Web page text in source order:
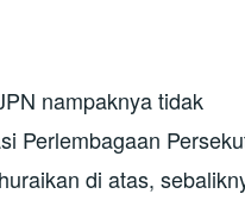
nampaknya tidak
Perlembagaan
di atas,